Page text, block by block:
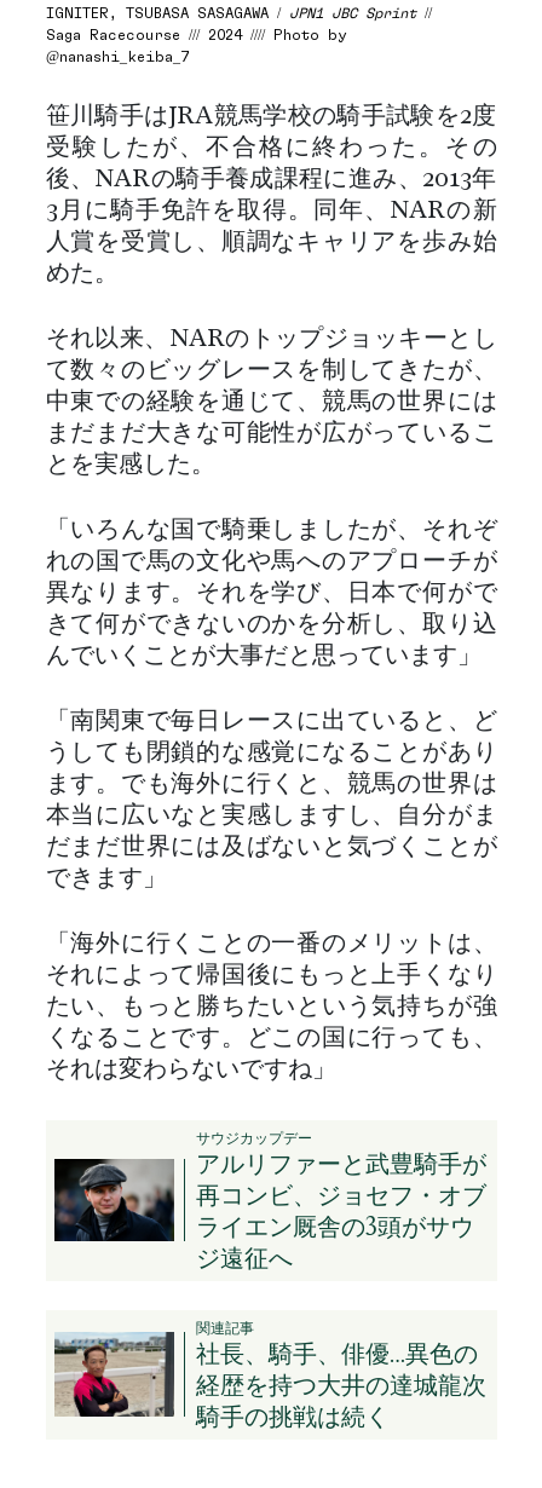
IGNITER, TSUBASA SASAGAWA / JPN1 JBC Sprint//
Saga Racecourse /// 2024 //// Photo by
@nanashi_keiba_7
笹川騎手はJRA競馬学校の騎手試験を2度
受験したが、不合格に終わった。その
後、NARの騎手養成課程に進み、2013年
3月に騎手免許を取得。同年、NARの新
人賞を受賞し、順調なキャリアを歩み始
めた。
それ以来、NARのトップジョッキーとし
て数々のビッグレースを制してきたが、
中東での経験を通じて、競馬の世界には
まだまだ大きな可能性が広がっているこ
とを実感した。
「いろんな国で騎乗しましたが、それぞ
れの国で馬の文化や馬へのアプローチが
異なります。それを学び、日本で何がで
きて何ができないのかを分析し、取り込
んでいくことが大事だと思っています」
「南関東で毎日レースに出ていると、ど
うしても閉鎖的な感覚になることがあり
ます。でも海外に行くと、競馬の世界は
本当に広いなと実感しますし、自分がま
だまだ世界には及ばないと気づくことが
できます」
「海外に行くことの一番のメリットは、
それによって帰国後にもっと上手くなり
たい、もっと勝ちたいという気持ちが強
くなることです。どこの国に行っても、
それは変わらないですね」
サウジカップデー
アルリファーと武豊騎手が
再コンビ、ジョセフ・オブ
ライエン厩舎の3頭がサウ
ジ遠征へ
関連記事
社長、騎手、俳優…異色の
経歴を持つ大井の達城龍次
騎手の挑戦は続く